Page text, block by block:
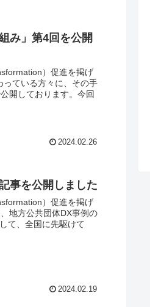
み」第4回を公開
）促進を掲げ
っている方々に、その手
開しております。今回
2024.02.26
事を公開しました
）促進を掲げ
地方公共団体DX事例の
て、全国に先駆けて
2024.02.19